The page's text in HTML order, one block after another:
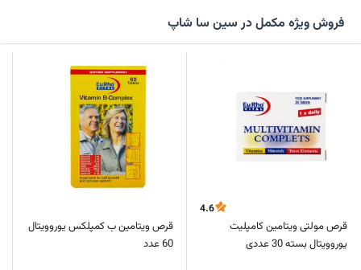
فروش ویژه مکمل در سین سا شاپ
4.6
قرص مولتی ویتامین کامپلیت
یوروویتال بسته 30 عددی
قرص ویتامین ب کمپلکس یوروویتال
60 عدد